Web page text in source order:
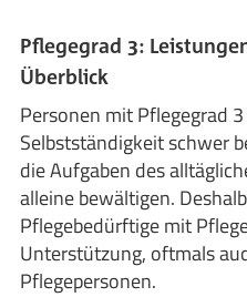
Pflegegrad 3:
Überblick
Personen mit Pflegegrad
Selbstständigkeit schwer
die Aufgaben des
alleine bewältigen.
Pflegebedürftige mit
Unterstützung, oftmals
Pflegepersonen.